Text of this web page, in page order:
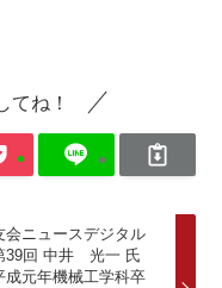
てね！
会ニュースデジタル
39回 中井 光一 氏
成元年機械工学科卒